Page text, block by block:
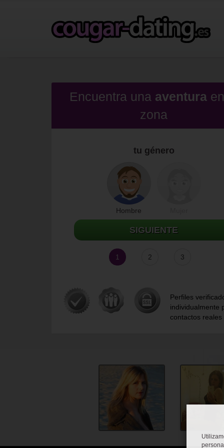
Encuentra una aventuraen
zona
tu género
Hombre
SIGUIENTE
1 2 3
Perfiles
individualmente
contactos reales